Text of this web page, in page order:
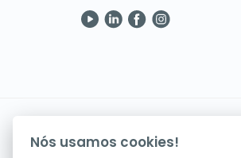
Baixe agora nosso app!
Nós usamos cookies!